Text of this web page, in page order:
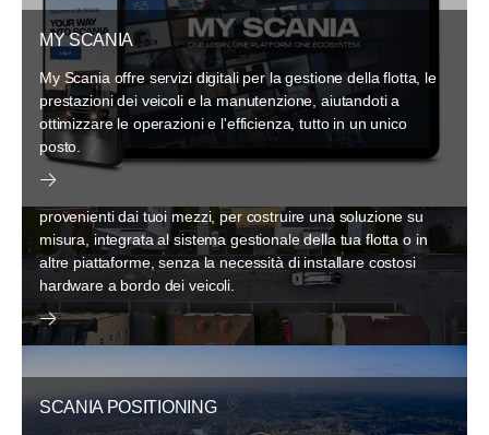
MY SCANIA
My Scania offre servizi digitali per la gestione della flotta, le
prestazioni dei veicoli e la manutenzione, aiutandoti a
ottimizzare le operazioni e l'efficienza, tutto in un unico
posto.
ACCESSO AI DATI
provenienti dai tuoi mezzi, per costruire una soluzione su
misura, integrata al sistema gestionale della tua flotta o in
altre piattaforme, senza la necessità di installare costosi
hardware a bordo dei veicoli.
SCANIA POSITIONING